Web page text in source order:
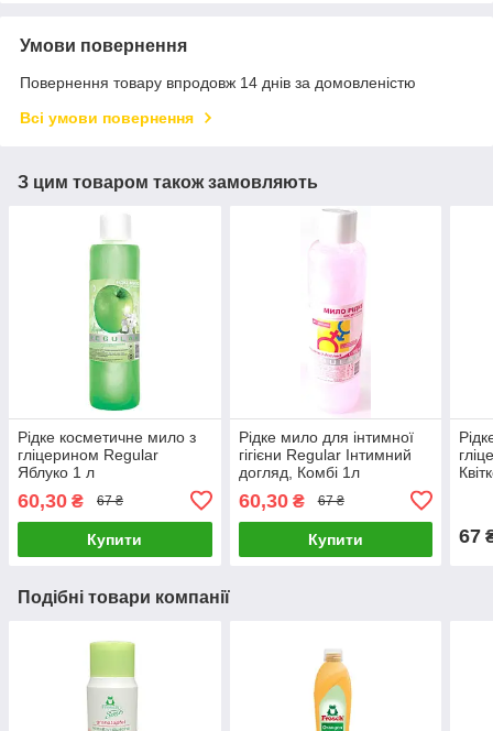
Умови повернення
Повернення товару впродовж 14 днів за домовленістю
Всі умови повернення
З цим товаром також замовляють
Рідке косметичне мило з
гліцерином Regular
Яблуко 1 л
60,30 ₴ 67 ₴
Купити
Рідке мило для інтимної
гігієни Regular Інтимний
догляд, Комбі 1л
60,30₴ 67 ₴
Купити 67
Подібні товари компанії